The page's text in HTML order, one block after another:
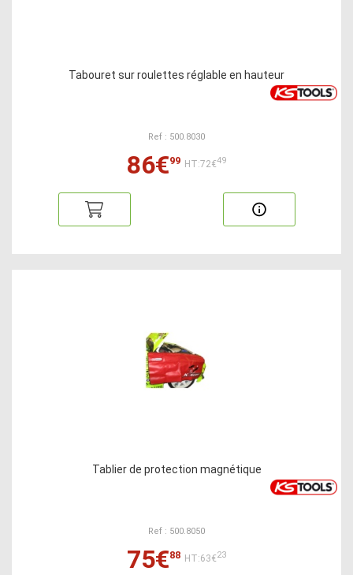
Tabouret sur roulettes réglable en hauteur
Ref : 500.8030
86€99 HT:72€49
Tablier de protection magnétique
Ref : 500.8050
75€88 HT:63€23